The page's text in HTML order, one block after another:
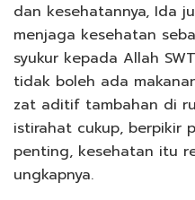
dan kesehatannya, Ida
menjaga kesehatan
syukur kepada Allah
tidak boleh ada
zat aditif tambahan di
istirahat cukup, berpikir
penting, kesehatan itu
ungkapnya.